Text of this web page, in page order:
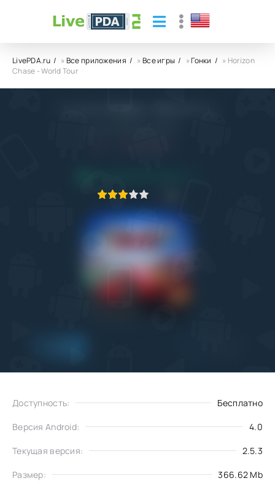
LivePDA.ru »Все приложения »Все игры »Гонки
» Horizon
Chase - World Tour
Доступность: Бесплатно
Версия Android: 4.0
Текущая версия: 2.5.3
Размер: 366.62 Mb